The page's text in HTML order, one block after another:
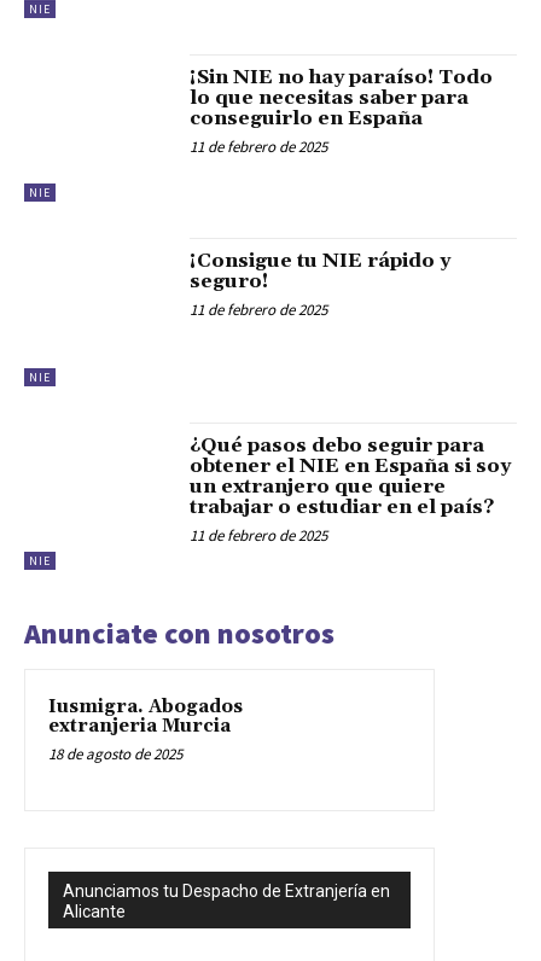
NIE
NIE
¡Sin NIE no hay paraíso! Todo
lo que necesitas saber para
conseguirlo en España
11 de febrero de 2025
NIE
¡Consigue tu NIE rápido y
seguro!
11 de febrero de 2025
NIE
¿Qué pasos debo seguir para
obtener el NIE en España si soy
un extranjero que quiere
trabajar o estudiar en el país?
11 de febrero de 2025
Anunciate con nosotros
Iusmigra. Abogados
extranjeria Murcia
18 de agosto de 2025
Anunciamos tu Despacho de Extranjería en
Alicante